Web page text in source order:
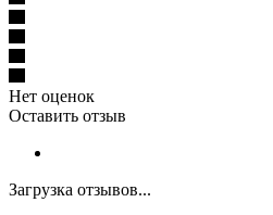
Нет оценок
Оставить отзыв
Загрузка отзывов...